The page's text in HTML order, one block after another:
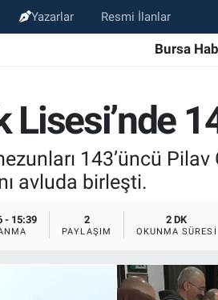
Yazarlar Resmi İlanlar
Bursa
143’üncü
avluda birleşti.
- 15:39 2
PAYLAŞIM
2 DK
OKUNMA SÜRESI